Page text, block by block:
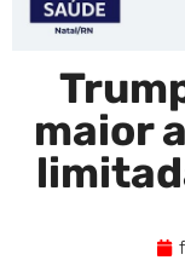
maior